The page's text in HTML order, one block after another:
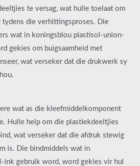
te versag, wat hulle toelaat om
tydens die verhittingsproses. Die
wat in koningsblou plastisol-union-
gekies om buigsaamheid met
wat verseker dat die drukwerk sy
wat as die kleefmiddelkomponent
Hulle help om die plastiekdeeltjies
wat verseker dat die afdruk stewig
is. Die bindmiddels wat in
ink gebruik word, word gekies vir hul